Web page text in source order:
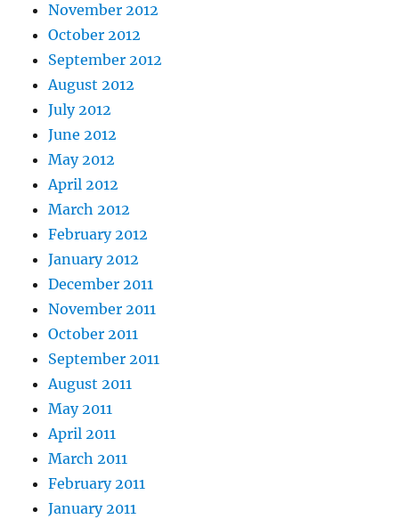
November 2012
October 2012
September 2012
August 2012
July 2012
June 2012
May 2012
April 2012
March 2012
February 2012
January 2012
December 2011
November 2011
October 2011
September 2011
August 2011
May 2011
April 2011
March 2011
February 2011
January 2011